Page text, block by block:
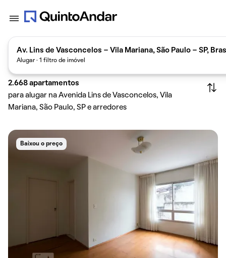
Av. Lins de Vasconcelos - Vila Mariana, São Paulo - SP,
Alugar · 1 filtro de imóvel
2.668 apartamentos
para alugar na Avenida Lins de Vasconcelos, Vila
Mariana, São Paulo, SP e arredores
Baixou o preço